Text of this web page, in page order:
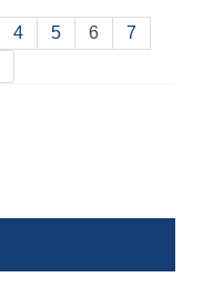
4 5 6
7